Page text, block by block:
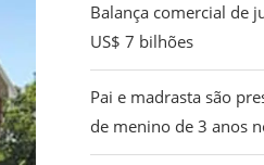
Balança comercial de
US$ 7 bilhões
Pai e madrasta são
de menino de 3 anos